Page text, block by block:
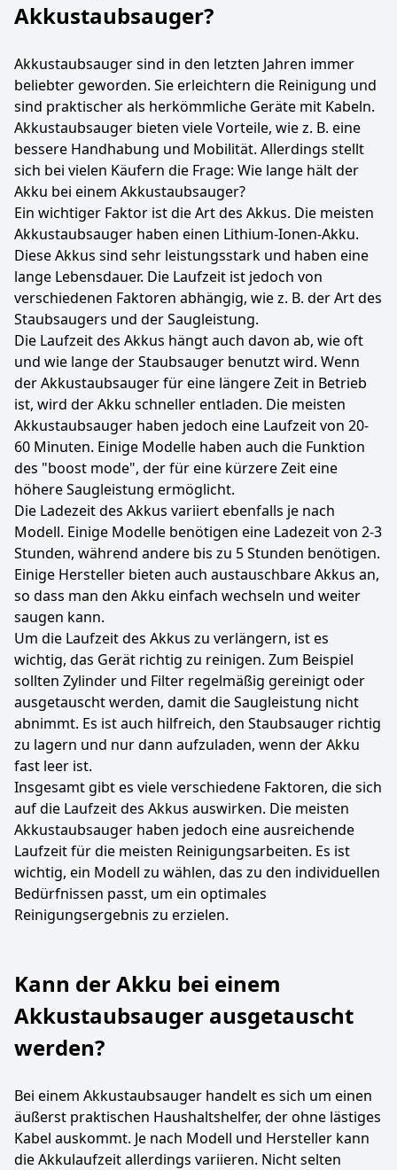
Akkustaubsauger?
Akkustaubsauger sind in den letzten Jahren immer
beliebter geworden. Sie erleichtern die Reinigung und
sind praktischer als herkömmliche Geräte mit Kabeln.
Akkustaubsauger bieten viele Vorteile, wie z. B. eine
bessere Handhabung und Mobilität. Allerdings stellt
sich bei vielen Käufern die Frage: Wie lange hält der
Akku bei einem Akkustaubsauger?
Ein wichtiger Faktor ist die Art des Akkus. Die meisten
Akkustaubsauger haben einen Lithium-Ionen-Akku.
Diese Akkus sind sehr leistungsstark und haben eine
lange Lebensdauer. Die Laufzeit ist jedoch von
verschiedenen Faktoren abhängig, wie z. B. der Art des
Staubsaugers und der Saugleistung.
Die Laufzeit des Akkus hängt auch davon ab, wie oft
und wie lange der Staubsauger benutzt wird. Wenn
der Akkustaubsauger für eine längere Zeit in Betrieb
ist, wird der Akku schneller entladen. Die meisten
Akkustaubsauger haben jedoch eine Laufzeit von 20-
60 Minuten. Einige Modelle haben auch die Funktion
des "boost mode", der für eine kürzere Zeit eine
höhere Saugleistung ermöglicht.
Die Ladezeit des Akkus variiert ebenfalls je nach
Modell. Einige Modelle benötigen eine Ladezeit von 2-3
Stunden, während andere bis zu 5 Stunden benötigen.
Einige Hersteller bieten auch austauschbare Akkus an,
so dass man den Akku einfach wechseln und weiter
saugen kann.
Um die Laufzeit des Akkus zu verlängern, ist es
wichtig, das Gerät richtig zu reinigen. Zum Beispiel
sollten Zylinder und Filter regelmäßig gereinigt oder
ausgetauscht werden, damit die Saugleistung nicht
abnimmt. Es ist auch hilfreich, den Staubsauger richtig
zu lagern und nur dann aufzuladen, wenn der Akku
fast leer ist.
Insgesamt gibt es viele verschiedene Faktoren, die sich
auf die Laufzeit des Akkus auswirken. Die meisten
Akkustaubsauger haben jedoch eine ausreichende
Laufzeit für die meisten Reinigungsarbeiten. Es ist
wichtig, ein Modell zu wählen, das zu den individuellen
Bedürfnissen passt, um ein optimales
Reinigungsergebnis zu erzielen.
Kann der Akku bei einem
Akkustaubsauger ausgetauscht
werden?
Bei einem Akkustaubsauger handelt es sich um einen
äußerst praktischen Haushaltshelfer, der ohne lästiges
Kabel auskommt. Je nach Modell und Hersteller kann
die Akkulaufzeit allerdings variieren. Nicht selten